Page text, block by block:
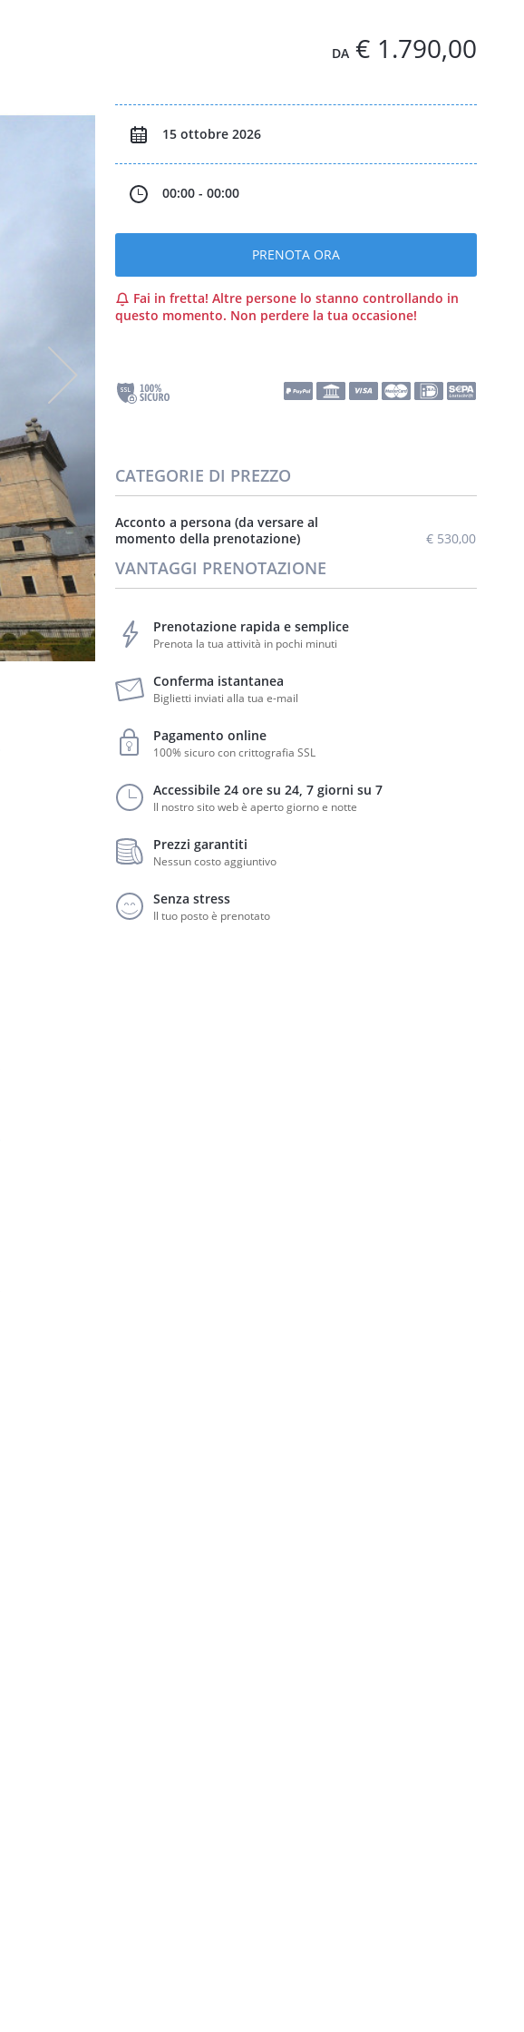
DA € 1.790,00
15 ottobre 2026
00:00 - 00:00
PRENOTA ORA
Fai in fretta! Altre persone lo stanno controllando in
questo momento. Non perdere la tua occasione!
CATEGORIE DI PREZZO
Acconto a persona (da versare al
momento della prenotazione)
€ 530,00
VANTAGGI PRENOTAZIONE
Prenotazione rapida e semplice
Prenota la tua attività in pochi minuti
Conferma istantanea
Biglietti inviati alla tua e-mail
Pagamento online
100% sicuro con crittografia SSL
Accessibile 24 ore su 24, 7 giorni su 7
Il nostro sito web è aperto giorno e notte
Prezzi garantiti
Nessun costo aggiuntivo
Senza stress
Il tuo posto è prenotato